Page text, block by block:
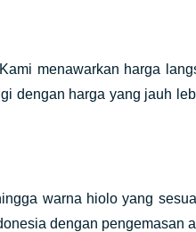
menawarkan harga
dengan harga yang jauh
warna hiolo yang
dengan pengemasan